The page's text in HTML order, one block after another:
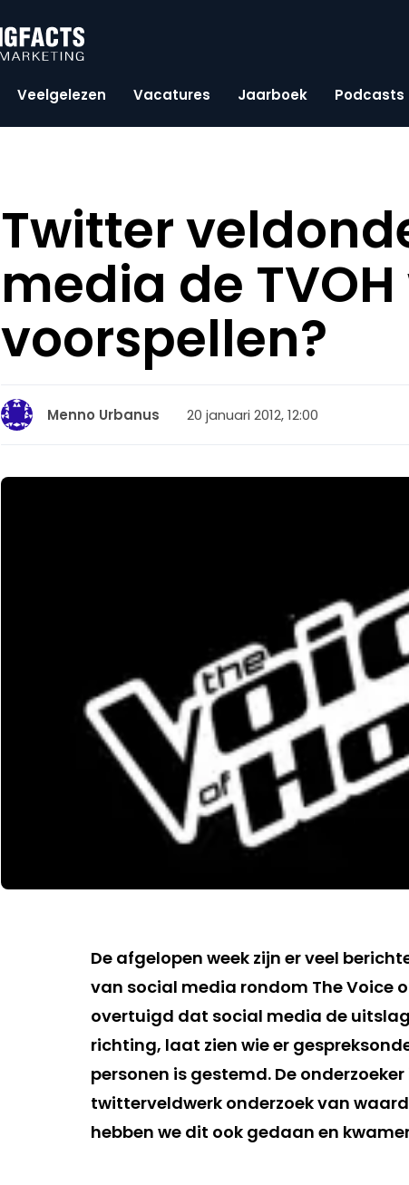
Veelgelezen Vacatures Jaarboek Podcasts
Twitter
media de
voorspellen?
Menno Urbanus 20 januari 2012, 12:00
De afgelopen week zijn er veel
van social media rondom The Voice
overtuigd dat social media de
richting, laat zien wie er
personen is gestemd. De
twitterveldwerk onderzoek van
hebben we dit ook gedaan en